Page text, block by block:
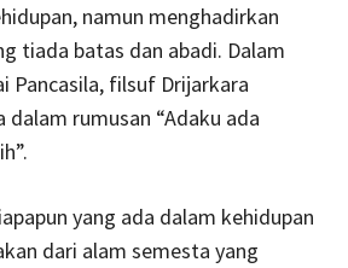
namun menghadirkan
tiada batas dan abadi. Dalam
Pancasila, filsuf Drijarkara
dalam rumusan “Adaku ada
yang ada dalam kehidupan
dari alam semesta yang